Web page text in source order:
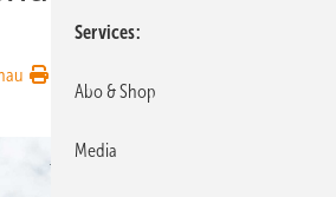
Services
Abo & Shop
Media